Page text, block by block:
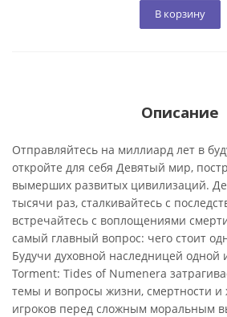
В корзину
Описание
Отправляйтесь на миллиард лет в
откройте для себя Девятый мир,
вымерших развитых цивилизаций.
тысячи раз, сталкивайтесь с
встречайтесь с воплощениями
самый главный вопрос: чего стоит
Будучи духовной наследницей одной
Torment: Tides of Numenera
темы и вопросы жизни, смертности и
игроков перед сложным моральным